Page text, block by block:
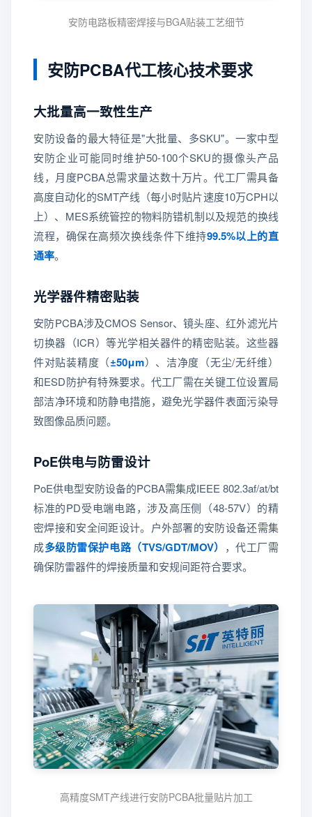
安防电路板精密焊接与BGA贴装工艺细节
安防PCBA代工核心技术要求
大批量高一致性生产
安防设备的最大特征是"大批量、多SKU"。一家中型
安防企业可能同时维护50-100个SKU的摄像头产品
线，月度PCBA总需求量达数十万片。代工厂需具备
高度自动化的SMT产线（每小时贴片速度10万CPH以
上）、MES系统管控的物料防错机制以及规范的换线
流程，确保在高频次换线条件下维持99.5%以上的直
通率。
光学器件精密贴装
安防PCBA涉及CMOS Sensor、镜头座、红外滤光片
切换器（ICR）等光学相关器件的精密贴装。这些器
件对贴装精度（±50μm）、洁净度（无尘/无纤维）
和ESD防护有特殊要求。代工厂需在关键工位设置局
部洁净环境和防静电措施，避免光学器件表面污染导
致图像品质问题。
PoE供电与防雷设计
PoE供电型安防设备的PCBA需集成IEEE 802.3af/at/bt
标准的PD受电端电路，涉及高压侧（48-57V）的精
密焊接和安全间距设计。户外部署的安防设备还需集
成多级防雷保护电路（TVS/GDT/MOV） ，代工厂需
确保防雷器件的焊接质量和安规间距符合要求。
高精度SMT产线进行安防PCBA批量贴片加工